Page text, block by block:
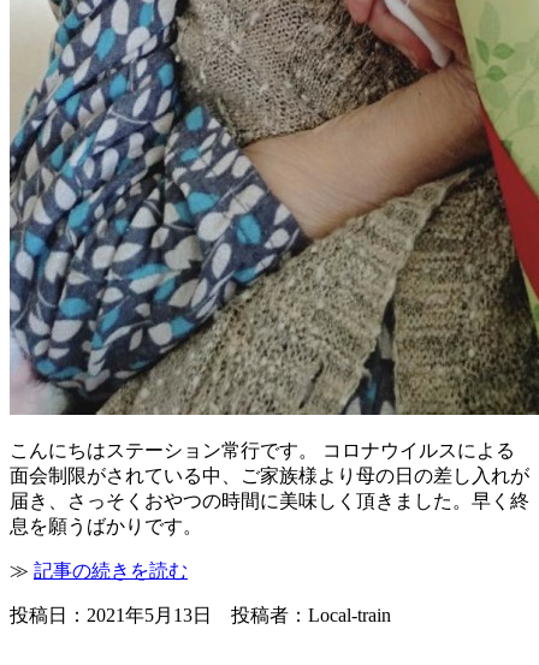
こんにちはステーション常行です。 コロナウイルスによる
面会制限がされている中、ご家族様より母の日の差し入れが
届き、さっそくおやつの時間に美味しく頂きました。早く終
息を願うばかりです。
≫ 記事の続きを読む
投稿日：2021年5月13日 投稿者：Local-train